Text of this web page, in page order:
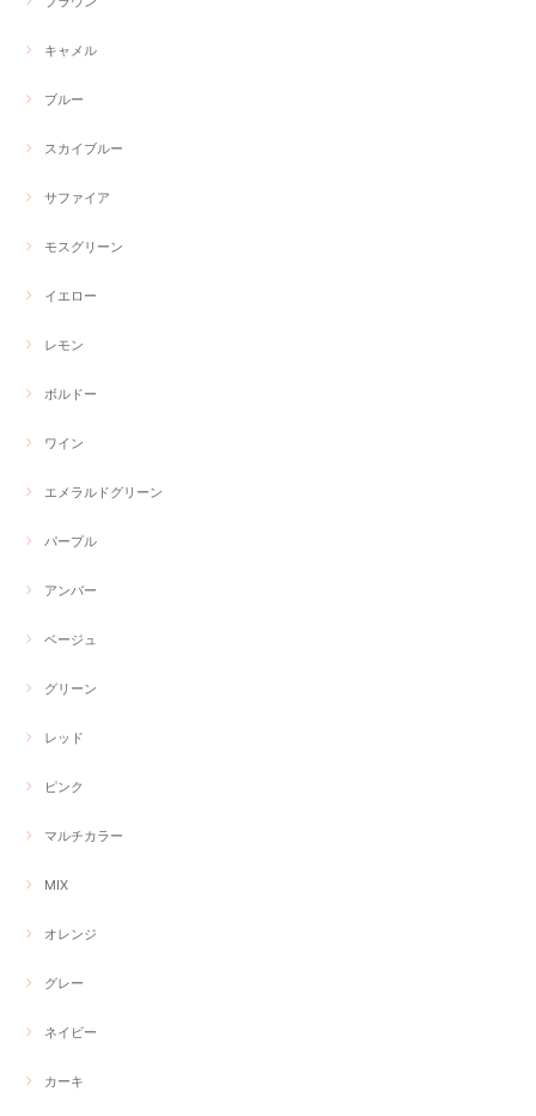
キャメル
ブルー
スカイブルー
サファイア
モスグリーン
イエロー
レモン
ボルドー
ワイン
エメラルドグリーン
パープル
アンバー
ベージュ
グリーン
レッド
ピンク
マルチカラー
MIX
オレンジ
グレー
ネイビー
カーキ